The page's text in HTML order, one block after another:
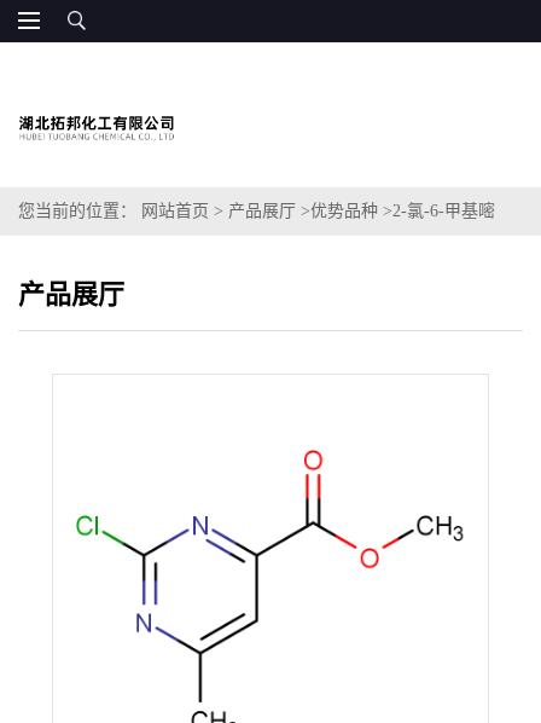
您当前的位置： 网站首页 > 产品展厅 >优势品种 >2-氯-6-甲基嘧
产品展厅